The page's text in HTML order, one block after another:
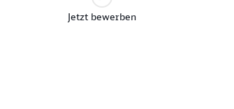
Jetzt bewerben